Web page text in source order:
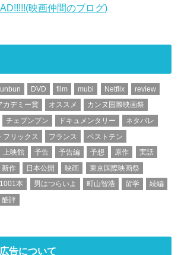
映画仲間のブログ)
DVD film mubi Netflix
review
カデミー賞 オススメ
カンヌ国際映画祭
チェブンブン ドキュメンタリー
ネタバレ
フリックス フランス
ベストテン
上映館 予告 予告編 予想 原作
実話
新作 日本公開 映画
東京国際映画祭
本
男はつらいよ 町山智浩 留学
続編
酷評
告について